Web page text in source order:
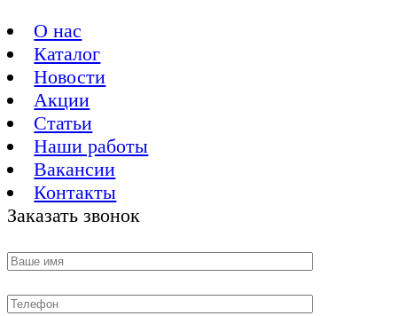
О нас
Каталог
Новости
Акции
Статьи
Наши работы
Вакансии
Контакты
Заказать звонок